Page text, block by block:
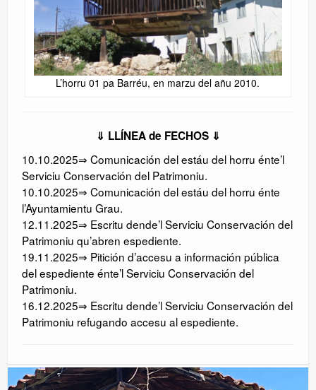
L’horru 01 pa Barréu, en marzu del añu 2010.
⇓ LLÍNEA de FECHOS ⇓
10.10.2025⇒ Comunicación del estáu del horru énte’l
Serviciu Conservación del Patrimoniu.
10.10.2025⇒ Comunicación del estáu del horru énte
l’Ayuntamientu Grau.
12.11.2025⇒ Escritu dende’l Serviciu Conservación del
Patrimoniu qu’abren espediente.
19.11.2025⇒ Pitición d’accesu a información pública
del espediente énte’l Serviciu Conservación del
Patrimoniu.
16.12.2025⇒ Escritu dende’l Serviciu Conservación del
Patrimoniu refugando accesu al espediente.